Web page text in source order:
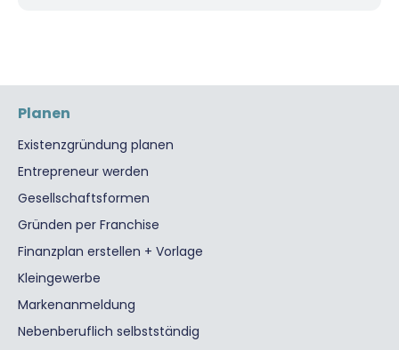
Planen
Existenzgründung planen
Entrepreneur werden
Gesellschaftsformen
Gründen per Franchise
Finanzplan erstellen + Vorlage
Kleingewerbe
Markenanmeldung
Nebenberuflich selbstständig